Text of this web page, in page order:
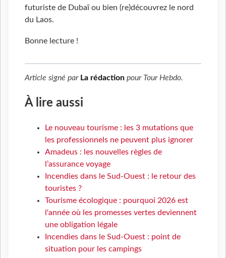
futuriste de Dubaï ou bien (re)découvrez le nord
du Laos.
Bonne lecture !
Article signé par La rédaction pour Tour Hebdo.
À lire aussi
Le nouveau tourisme : les 3 mutations que
les professionnels ne peuvent plus ignorer
Amadeus : les nouvelles règles de
l’assurance voyage
Incendies dans le Sud-Ouest : le retour des
touristes ?
Tourisme écologique : pourquoi 2026 est
l'année où les promesses vertes deviennent
une obligation légale
Incendies dans le Sud-Ouest : point de
situation pour les campings